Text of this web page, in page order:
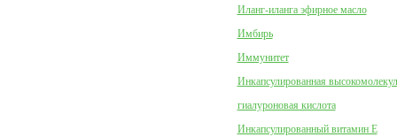
Иланг-иланга эфирное масло
Имбирь
Иммунитет
Инкапсулированная
гиалуроновая кислота
Инкапсулированный витамин Е